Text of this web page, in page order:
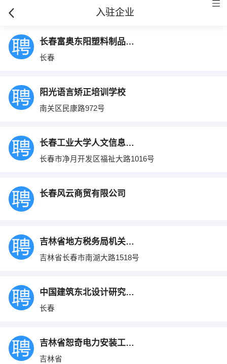
入驻企业
长春富奥东阳塑料制品有限公司
长春
阳光语言矫正培训学校
南关区民康路972号
长春工业大学人文信息学院
长春市净月开发区福祉大路1016号
长春风云商贸有限公司
吉林省地方税务局机关服务中心
吉林省长春市南湖大路1518号
中国建筑东北设计研究院有限公司长春分公司
长春
吉林省恕奇电力安装工程有限公司
吉林省